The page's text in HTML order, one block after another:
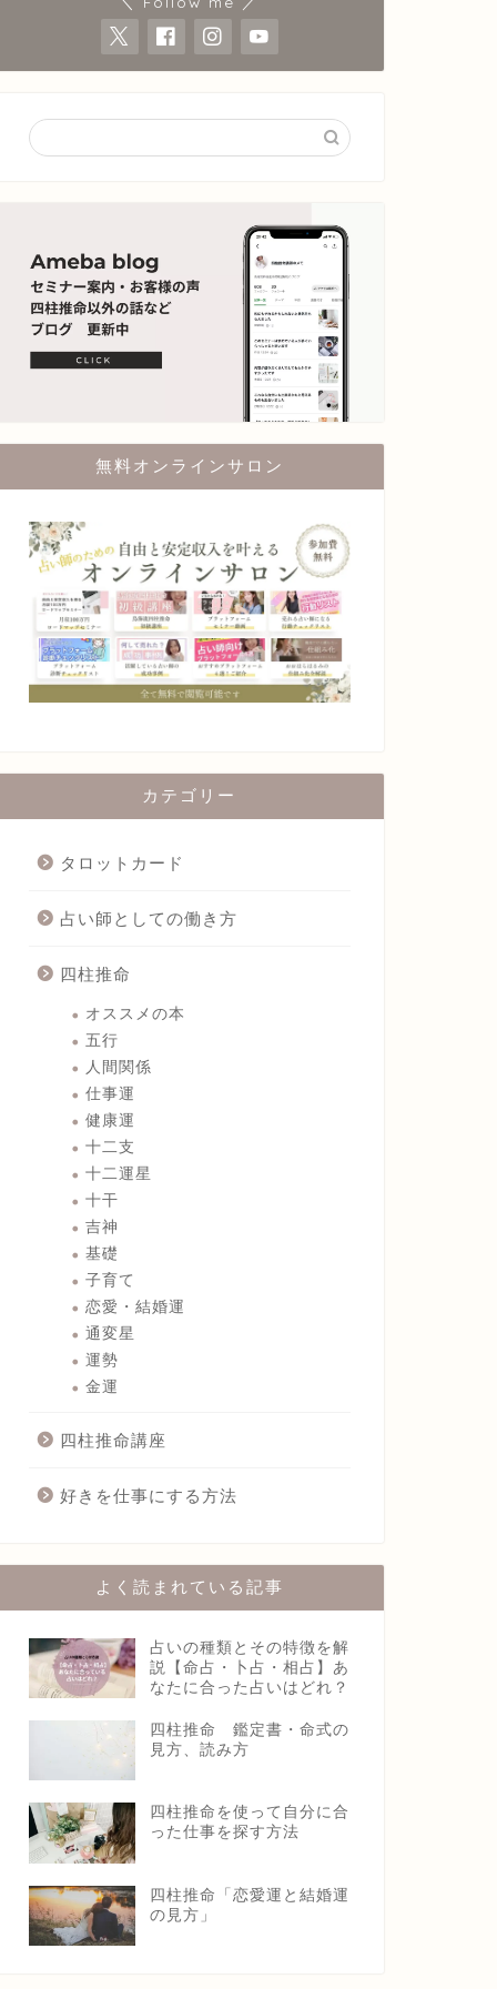
無料オンラインサロン
カテゴリー
タロットカード
占い師としての働き方
四柱推命
オススメの本
五行
人間関係
仕事運
健康運
十二支
十二運星
十干
吉神
基礎
子育て
恋愛・結婚運
通変星
運勢
金運
四柱推命講座
好きを仕事にする方法
よく読まれている記事
占いの種類とその特徴を解
説【命占・卜占・相占】あ
なたに合った占いはどれ？
四柱推命 鑑定書・命式の
見方、読み方
四柱推命を使って自分に合
った仕事を探す方法
四柱推命「恋愛運と結婚運
の見方」